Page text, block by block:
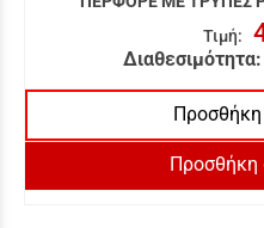
Τιμή:
Διαθεσιμότητα:
Προσθήκη